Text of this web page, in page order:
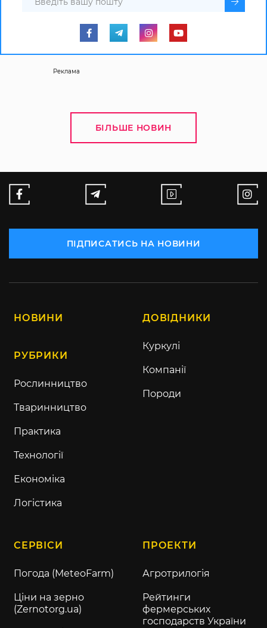
Реклама
БІЛЬШЕ НОВИН
ПІДПИСАТИСЬ НА НОВИНИ
НОВИНИ
РУБРИКИ
Рослинництво
Тваринництво
Практика
Технології
Економіка
Логістика
ДОВІДНИКИ
Куркулі
Компанії
Породи
СЕРВІСИ
Погода (MeteoFarm)
Ціни на зерно
(Zernotorg.ua)
ПРОЕКТИ
Агротрилогія
Рейтинги
фермерських
господарств України